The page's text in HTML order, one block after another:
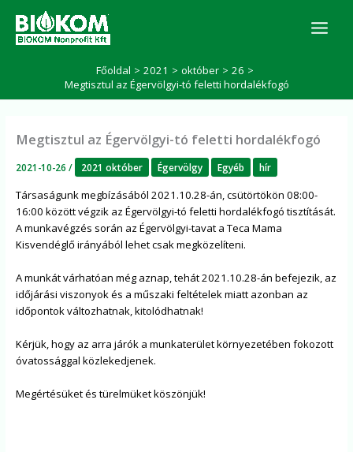
content
Főoldal 2021 október
26
Megtisztul az Égervölgyi-tó feletti hordalékfogó
Megtisztul az Égervölgyi-tó feletti hordalékfogó
2021-10-26/ 2021 október Égervölgy Egyéb hír
Társaságunk megbízásából 2021.10.28-án, csütörtökön 08:00-
16:00 között végzik az Égervölgyi-tó feletti hordalékfogó tisztítását.
A munkavégzés során az Égervölgyi-tavat a Teca Mama
Kisvendéglő irányából lehet csak megközelíteni.
A munkát várhatóan még aznap, tehát 2021.10.28-án befejezik, az
időjárási viszonyok és a műszaki feltételek miatt azonban az
időpontok változhatnak, kitolódhatnak!
Kérjük, hogy az arra járók a munkaterület környezetében fokozott
óvatossággal közlekedjenek.
Megértésüket és türelmüket köszönjük!
e
r
s